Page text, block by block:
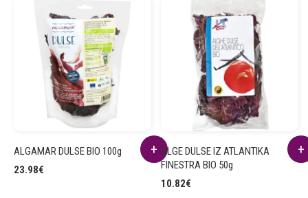
ALGAMAR DULSE BIO 100g
23.98€
ALGE DULSE IZ ATLANTIKA
FINESTRA BIO 50g
10.82€